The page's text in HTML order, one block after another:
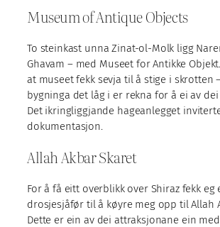
Museum of Antique Objects
To steinkast unna Zinat-ol-Molk ligg
Ghavam – med Museet for Antikke
at museet fekk sevja til å stige i skrotten
bygninga det låg i er rekna for å ei av
Det ikringliggjande hageanlegget
dokumentasjon.
Allah Akbar Skaret
For å få eitt overblikk over Shiraz fekk eg
drosjesjåfør til å køyre meg opp til Allah
Dette er ein av dei attraksjonane ein